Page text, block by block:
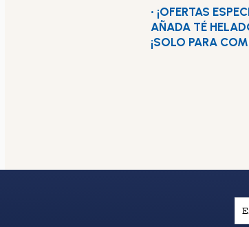
• ¡OFERTAS
AÑADA TÉ
¡SOLO PARA